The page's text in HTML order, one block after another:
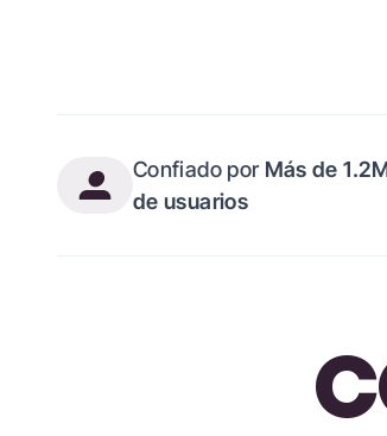
Confiado por Más de
de usuarios